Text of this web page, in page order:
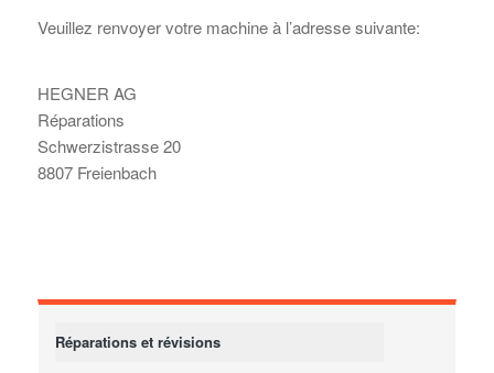
Veuillez renvoyer votre machine à l’adresse suivante:
HEGNER AG
Réparations
Schwerzistrasse 20
8807 Freienbach
Réparations et révisions